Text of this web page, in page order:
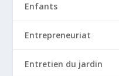
Enfants
Entrepreneuriat
Entretien du jardin